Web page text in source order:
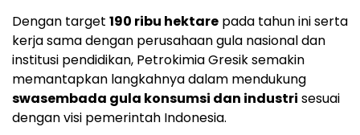
Dengan target 190 ribu hektare pada tahun ini serta
kerja sama dengan perusahaan gula nasional dan
institusi pendidikan, Petrokimia Gresik semakin
memantapkan langkahnya dalam mendukung
swasembada gula konsumsi dan industri sesuai
dengan visi pemerintah Indonesia.